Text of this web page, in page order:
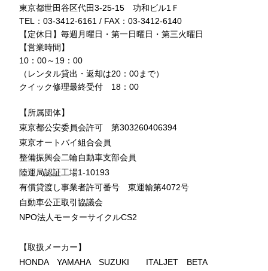
東京都世田谷区代田3-25-15 功和ビル1Ｆ
TEL：03-3412-6161 / FAX：03-3412-6140
【定休日】毎週月曜日・第一日曜日・第三火曜日
【営業時間】
10：00～19：00
（レンタル貸出・返却は20：00まで）
クイック修理最終受付 18：00
【所属団体】
東京都公安委員会許可 第303260406394
東京オートバイ組合会員
整備振興会二輪自動車支部会員
陸運局認証工場1-10193
有償貸渡し事業者許可番号 東運輸第4072号
自動車公正取引協議会
NPO法人モーターサイクルCS2
【取扱メーカー】
HONDA YAMAHA SUZUKI ITALJET BETA